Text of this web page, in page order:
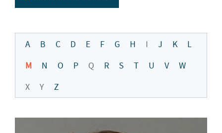
A B C D E F G H I J K
L
M
N O P Q R S T U V
W
X
Y Z